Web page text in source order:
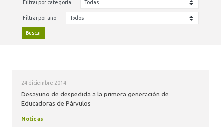
VINCULACIÓN CON EL MEDIO
ALUMNI
Filtrar por categoría
Filtrar por año
Buscar
24 diciembre 2014
Desayuno de despedida a la primera generación de
Educadoras de Párvulos
Noticias